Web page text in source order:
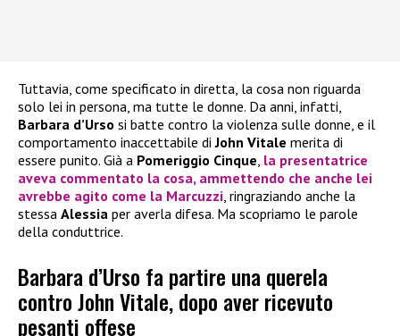
Tuttavia, come specificato in diretta, la cosa non riguarda
solo lei in persona, ma tutte le donne. Da anni, infatti,
Barbara d’Urso si batte contro la violenza sulle donne, e il
comportamento inaccettabile diJohn Vitale merita di
essere punito. Già a Pomeriggio Cinque la presentatrice
aveva commentato la cosa, ammettendo che anche lei
avrebbe agito come la Marcuzzi , ringraziando anche la
stessa Alessia per averla difesa. Ma scopriamo le parole
della conduttrice.
Barbara d’Urso fa partire una querela
contro John Vitale, dopo aver ricevuto
pesanti offese